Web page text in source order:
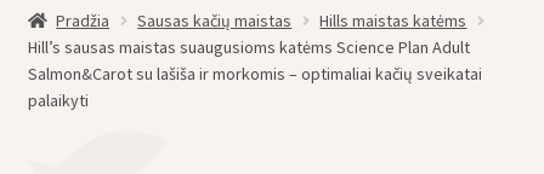
Pradžia Sausas kačių maistas
Hills maistas katėms
Hill’s sausas maistas suaugusioms katėms Science Plan Adult
Salmon&Carot su lašiša ir morkomis – optimaliai kačių sveikatai
palaikyti